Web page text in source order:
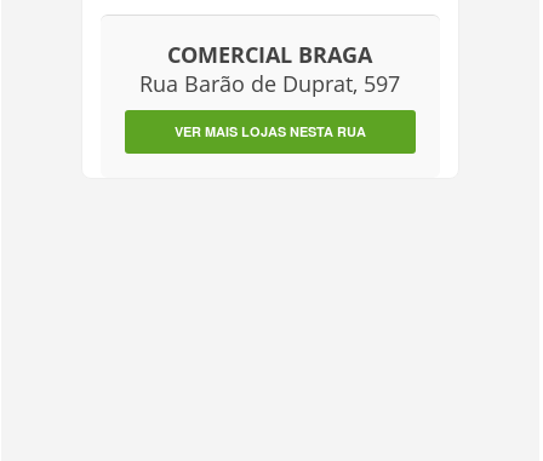
COMERCIAL BRAGA
Rua Barão de Duprat, 597
VER MAIS LOJAS NESTA RUA